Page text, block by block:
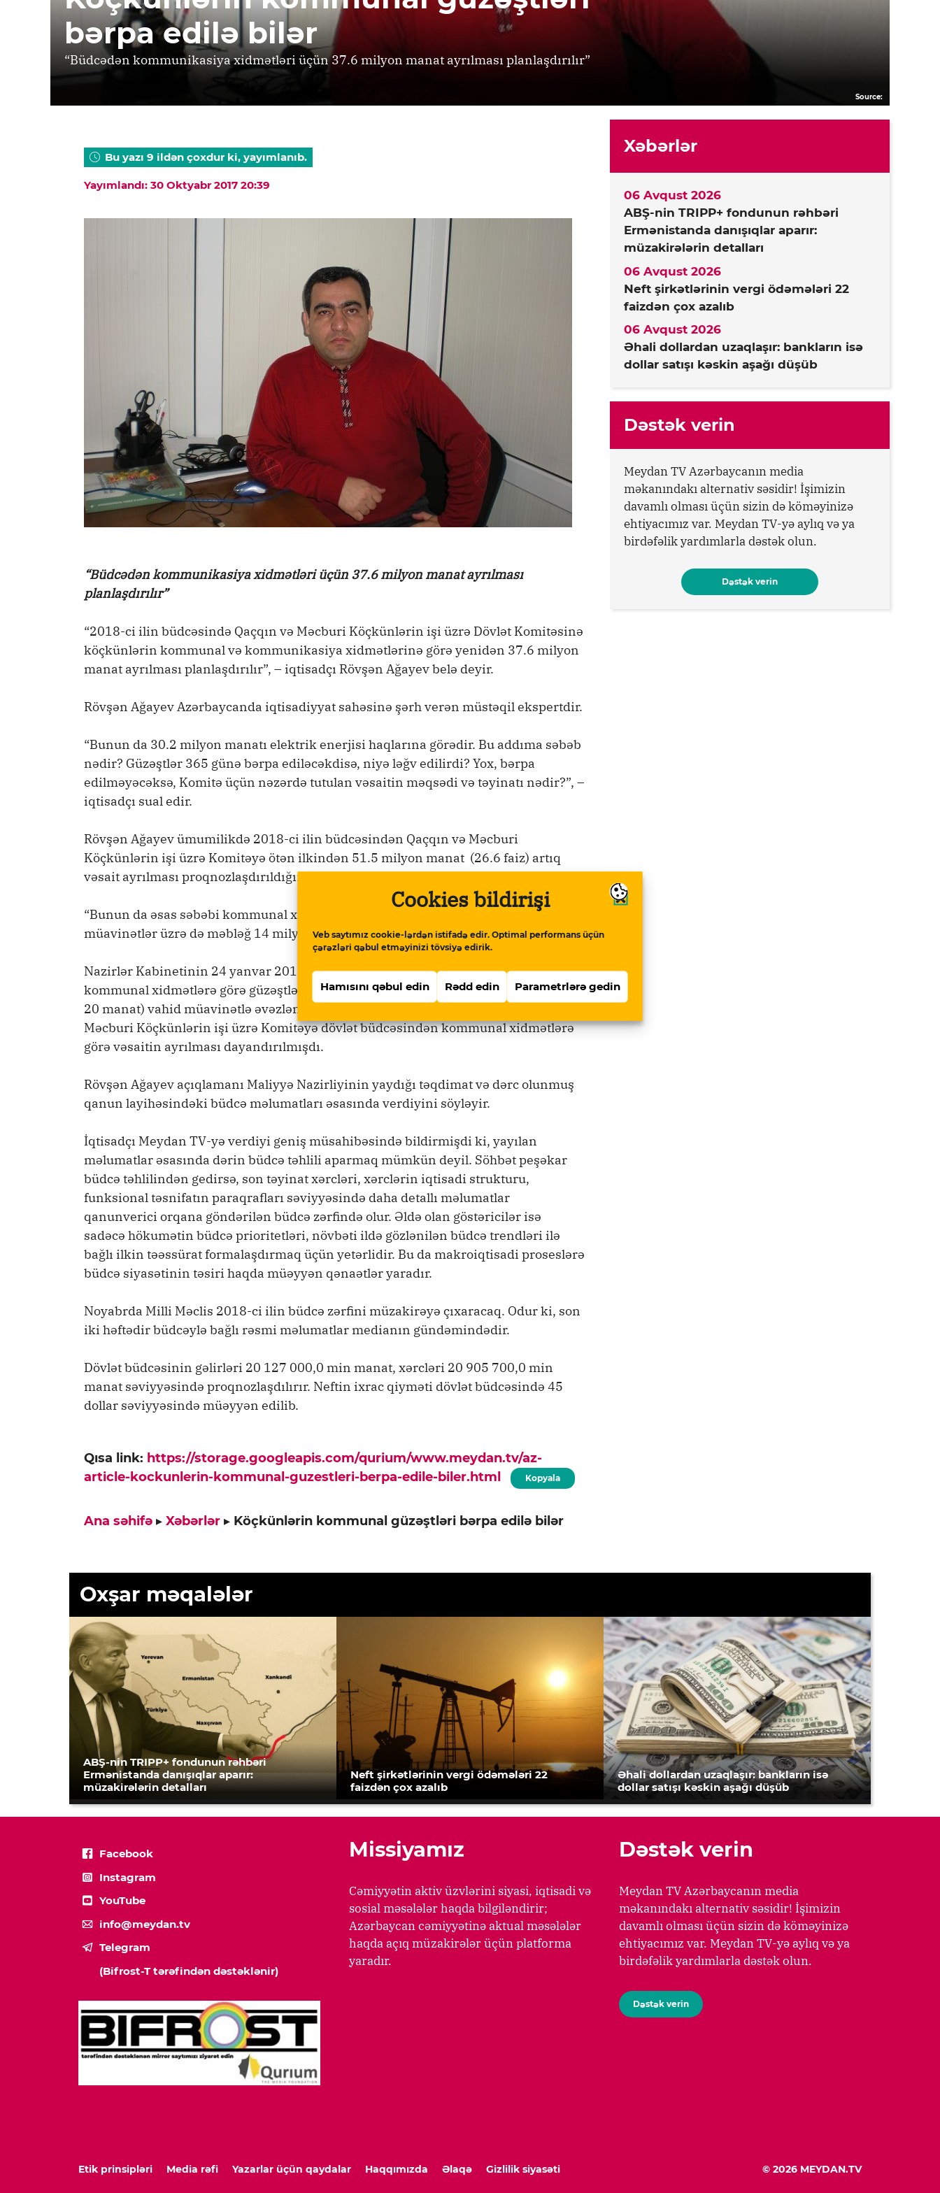
Cookies bildirişi
Veb saytımız cookie-lərdən istifadə edir. Optimal performans üçün
çərəzləri qəbul etməyinizi tövsiyə edirik.
Hamısını qəbul edin Rədd edin Parametrlərə gedin
bərpa edilə bilər
“Büdcədən kommunikasiya xidmətləri üçün 37.6 milyon manat ayrılması planlaşdırılır”
Source:
Bu yazı 9 ildən çoxdur ki, yayımlanıb.
Yayımlandı: 30 Oktyabr 2017 20:39
“Büdcədən kommunikasiya xidmətləri üçün 37.6 milyon manat ayrılması
planlaşdırılır”
“2018-ci ilin büdcəsində Qaçqın və Məcburi Köçkünlərin işi üzrə Dövlət Komitəsinə
köçkünlərin kommunal və kommunikasiya xidmətlərinə görə yenidən 37.6 milyon
manat ayrılması planlaşdırılır”, – iqtisadçı Rövşən Ağayev belə deyir.
Rövşən Ağayev Azərbaycanda iqtisadiyyat sahəsinə şərh verən müstəqil ekspertdir.
“Bunun da 30.2 milyon manatı elektrik enerjisi haqlarına görədir. Bu addıma səbəb
nədir? Güzəştlər 365 günə bərpa ediləcəkdisə, niyə ləğv edilirdi? Yox, bərpa
edilməyəcəksə, Komitə üçün nəzərdə tutulan vəsaitin məqsədi və təyinatı nədir?”, –
iqtisadçı sual edir.
Rövşən Ağayev ümumilikdə 2018-ci ilin büdcəsindən Qaçqın və Məcburi
Köçkünlərin işi üzrə Komitəyə ötən ilkindən 51.5 milyon manat (26.6 faiz) artıq
vəsait ayrılması proqnozlaşdırıldığını deyir:
“Bunun da əsas səbəbi kommunal xidmətlərin bərpa edilməsi ola bilər. Eləcə də,
müavinətlər üzrə də məbləğ 14 milyon manat artımla proqnozlaşdırılıb”.
Nazirlər Kabinetinin 24 yanvar 2017-ci il, 11 saylı qərarı ilə məcburi köçkünlərə
kommunal xidmətlərə görə güzəştlər ləğv edilərək 36 manatlıq (bəzi qruplar üçün
20 manat) vahid müavinətlə əvəzlənmişdi. Bu səbəbdən 2017-ci ildə Qaçqın və
Məcburi Köçkünlərin işi üzrə Komitəyə dövlət büdcəsindən kommunal xidmətlərə
görə vəsaitin ayrılması dayandırılmışdı.
Rövşən Ağayev açıqlamanı Maliyyə Nazirliyinin yaydığı təqdimat və dərc olunmuş
qanun layihəsindəki büdcə məlumatları əsasında verdiyini söyləyir.
İqtisadçı Meydan TV-yə verdiyi geniş müsahibəsində bildirmişdi ki, yayılan
məlumatlar əsasında dərin büdcə təhlili aparmaq mümkün deyil. Söhbət peşəkar
büdcə təhlilindən gedirsə, son təyinat xərcləri, xərclərin iqtisadi strukturu,
funksional təsnifatın paraqrafları səviyyəsində daha detallı məlumatlar
qanunverici orqana göndərilən büdcə zərfində olur. Əldə olan göstəricilər isə
sadəcə hökumətin büdcə prioritetləri, növbəti ildə gözlənilən büdcə trendləri ilə
bağlı ilkin təəssürat formalaşdırmaq üçün yetərlidir. Bu da makroiqtisadi proseslərə
büdcə siyasətinin təsiri haqda müəyyən qənaətlər yaradır.
Noyabrda Milli Məclis 2018-ci ilin büdcə zərfini müzakirəyə çıxaracaq. Odur ki, son
iki həftədir büdcəylə bağlı rəsmi məlumatlar medianın gündəmindədir.
Dövlət büdcəsinin gəlirləri 20 127 000,0 min manat, xərcləri 20 905 700,0 min
manat səviyyəsində proqnozlaşdılırır. Neftin ixrac qiyməti dövlət büdcəsində 45
dollar səviyyəsində müəyyən edilib.
Qısa link: https://storage.googleapis.com/qurium/www.meydan.tv/az-
article-kockunlerin-kommunal-guzestleri-berpa-edile-biler.html
Kopyala
Ana səhifə ▸ Xəbərlər ▸ Köçkünlərin kommunal güzəştləri bərpa edilə bilər
Xəbərlər
ABŞ-nin TRIPP+ fondunun rəhbəri
Ermənistanda danışıqlar aparır:
müzakirələrin detalları
06 Avqust 2026
Neft şirkətlərinin vergi ödəmələri 22
faizdən çox azalıb
06 Avqust 2026
Əhali dollardan uzaqlaşır: bankların isə
dollar satışı kəskin aşağı düşüb
06 Avqust 2026
Dəstək verin
Meydan TV Azərbaycanın media
məkanındakı alternativ səsidir! İşimizin
davamlı olması üçün sizin də köməyinizə
ehtiyacımız var. Meydan TV-yə aylıq və ya
birdəfəlik yardımlarla dəstək olun.
Dəstək verin
Oxşar məqalələr
ABŞ-nin TRIPP+ fondunun rəhbəri
Ermənistanda danışıqlar aparır:
müzakirələrin detalları
Neft şirkətlərinin vergi ödəmələri 22
faizdən çox azalıb
Əhali dollardan uzaqlaşır: bankların isə
dollar satışı kəskin aşağı düşüb
Facebook
Instagram
YouTube
info@meydan.tv
Telegram
(Bifrost-T tərəfindən dəstəklənir)
Missiyamız
Cəmiyyətin aktiv üzvlərini siyasi, iqtisadi və
sosial məsələlər haqda bilgiləndirir;
Azərbaycan cəmiyyətinə aktual məsələlər
haqda açıq müzakirələr üçün platforma
yaradır.
Dəstək verin
Meydan TV Azərbaycanın media
məkanındakı alternativ səsidir! İşimizin
davamlı olması üçün sizin də köməyinizə
ehtiyacımız var. Meydan TV-yə aylıq və ya
birdəfəlik yardımlarla dəstək olun.
Dəstək verin
Etik prinsipləri Media rəfi Yazarlar üçün qaydalar Haqqımızda Əlaqə Gizlilik siyasəti © 2026 MEYDAN.TV